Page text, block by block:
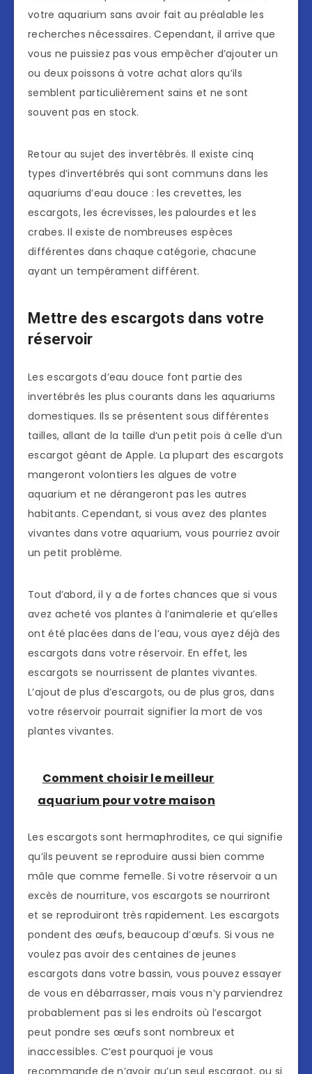
votre aquarium sans avoir fait au préalable les
recherches nécessaires. Cependant, il arrive que
vous ne puissiez pas vous empêcher d’ajouter un
ou deux poissons à votre achat alors qu’ils
semblent particulièrement sains et ne sont
souvent pas en stock.
Retour au sujet des invertébrés. Il existe cinq
types d’invertébrés qui sont communs dans les
aquariums d’eau douce : les crevettes, les
escargots, les écrevisses, les palourdes et les
crabes. Il existe de nombreuses espèces
différentes dans chaque catégorie, chacune
ayant un tempérament différent.
Mettre des escargots dans votre
réservoir
Les escargots d’eau douce font partie des
invertébrés les plus courants dans les aquariums
domestiques. Ils se présentent sous différentes
tailles, allant de la taille d’un petit pois à celle d’un
escargot géant de Apple. La plupart des escargots
mangeront volontiers les algues de votre
aquarium et ne dérangeront pas les autres
habitants. Cependant, si vous avez des plantes
vivantes dans votre aquarium, vous pourriez avoir
un petit problème.
Tout d’abord, il y a de fortes chances que si vous
avez acheté vos plantes à l’animalerie et qu’elles
ont été placées dans de l’eau, vous ayez déjà des
escargots dans votre réservoir. En effet, les
escargots se nourrissent de plantes vivantes.
L’ajout de plus d’escargots, ou de plus gros, dans
votre réservoir pourrait signifier la mort de vos
plantes vivantes.
Comment choisir le meilleur
aquarium pour votre maison
Les escargots sont hermaphrodites, ce qui signifie
qu’ils peuvent se reproduire aussi bien comme
mâle que comme femelle. Si votre réservoir a un
excès de nourriture, vos escargots se nourriront
et se reproduiront très rapidement. Les escargots
pondent des œufs, beaucoup d’œufs. Si vous ne
voulez pas avoir des centaines de jeunes
escargots dans votre bassin, vous pouvez essayer
de vous en débarrasser, mais vous n’y parviendrez
probablement pas si les endroits où l’escargot
peut pondre ses œufs sont nombreux et
inaccessibles. C’est pourquoi je vous